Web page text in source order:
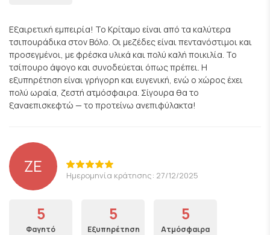
Εξαιρετική εμπειρία! Το Κρίταμο είναι από τα καλύτερα
τσιπουράδικα στον Βόλο. Οι μεζέδες είναι πεντανόστιμοι και
προσεγμένοι, με φρέσκα υλικά και πολύ καλή ποικιλία. Το
τσίπουρο άψογο και συνοδεύεται όπως πρέπει. Η
εξυπηρέτηση είναι γρήγορη και ευγενική, ενώ ο χώρος έχει
πολύ ωραία, ζεστή ατμόσφαιρα. Σίγουρα θα το
ξαναεπισκεφτώ — το προτείνω ανεπιφύλακτα!
ΖΕ Ημερομηνία κράτησης: 27/12/2025
5
Φαγητό
5
Εξυπηρέτηση
5
Ατμόσφαιρα